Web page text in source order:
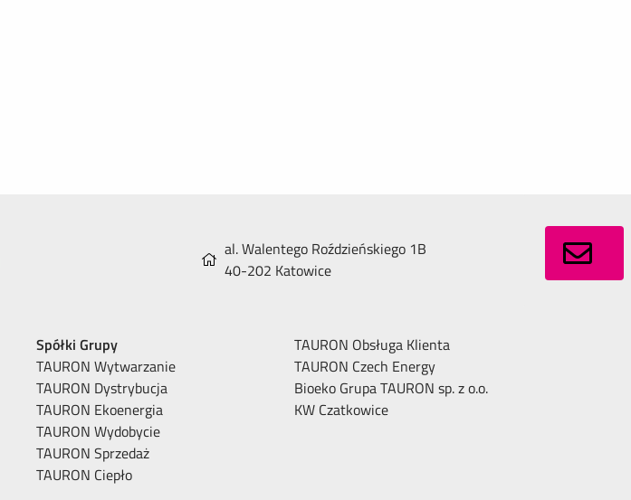
al. Walentego Roździeńskiego 1B
40-202 Katowice
Spółki Grupy
TAURON Wytwarzanie
TAURON Dystrybucja
TAURON Ekoenergia
TAURON Wydobycie
TAURON Sprzedaż
TAURON Ciepło
TAURON Obsługa Klienta
TAURON Czech Energy
Bioeko Grupa TAURON sp. z o.o.
KW Czatkowice